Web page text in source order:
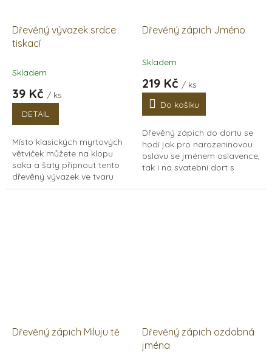
Dřevěný vývazek srdce
tiskací
Skladem
39 Kč / ks
DETAIL
Místo klasických myrtových
větviček můžete na klopu
saka a šaty připnout tento
dřevěný vývazek ve tvaru
srdce. Nechte si na vývazek
Dřevěný zápich Jméno
Průměrné
produktu
5,0
5
hvězdiček.
Skladem
219 Kč / ks
Do košíku
Dřevěný zápich do dortu se
hodí jak pro narozeninovou
oslavu se jménem oslavence,
tak i na svatební dort s
poznámky nám napište jaké
Dřevěný zápich Miluju tě
Dřevěný zápich ozdobná
jména